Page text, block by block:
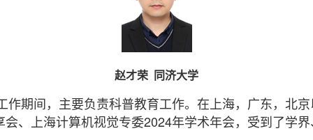
赵才荣 同济大学
作期间，主要负责科普教育工作。在上海，广东，北
、上海计算机视觉专委2024年学术年会，受到了学